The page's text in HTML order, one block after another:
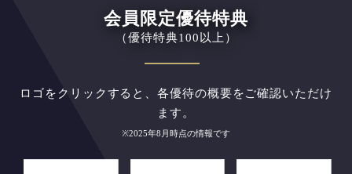
会員限定優待特典
（優待特典100以上）
ロゴをクリックすると、各優待の概要をご確認いただけ
ます。
※2025年8月時点の情報です